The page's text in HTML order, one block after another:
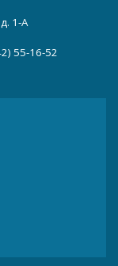
1-А
55-16-52